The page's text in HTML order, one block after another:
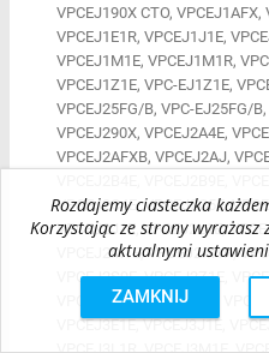
VPCEJ190X CTO, VPCEJ1AFX,
VPCEJ1E1R, VPCEJ1J1E,
VPCEJ1M1E, VPCEJ1M1R,
VPCEJ1Z1E, VPC-EJ1Z1E,
VPCEJ25FG/B, VPC-EJ25FG/
VPCEJ290X, VPCEJ2A4E,
VPCEJ2AFXB, VPCEJ2AJ,
VPCEJ2C4E, VPCEJ2C5E,
VPCEJ2J1E, VPCEJ2L1E,
VPCEJ2M1E, VPCEJ2M1R,
VPCEJ2S9E, VPCEJ2Z1E,
VPCEJ3AJ, VPCEJ3B1E,
VPCEJ3E1E, VPCEJ3J1E,
VPCEJ3L1R, VPCEJ3M1E,
Rozdajemy ciasteczka
Korzystając ze strony wyrażasz
aktualnymi
ZAMKNIJ